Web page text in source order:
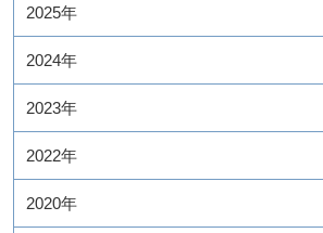
2025年
2024年
2023年
2022年
2020年